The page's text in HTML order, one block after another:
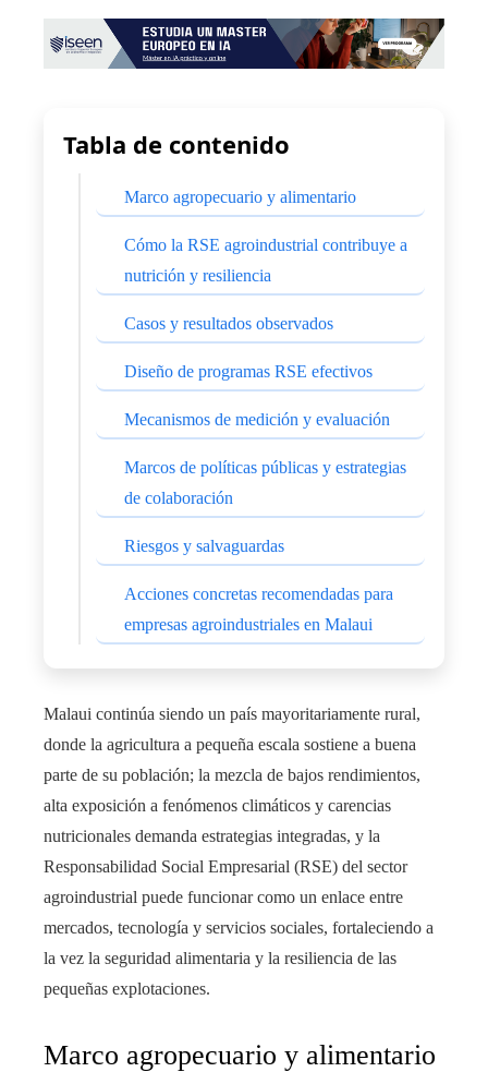
Tabla de contenido
Marco agropecuario y alimentario
Cómo la RSE agroindustrial contribuye a
nutrición y resiliencia
Casos y resultados observados
Diseño de programas RSE efectivos
Mecanismos de medición y evaluación
Marcos de políticas públicas y estrategias
de colaboración
Riesgos y salvaguardas
Acciones concretas recomendadas para
empresas agroindustriales en Malaui
Malaui continúa siendo un país mayoritariamente rural,
donde la agricultura a pequeña escala sostiene a buena
parte de su población; la mezcla de bajos rendimientos,
alta exposición a fenómenos climáticos y carencias
nutricionales demanda estrategias integradas, y la
Responsabilidad Social Empresarial (RSE) del sector
agroindustrial puede funcionar como un enlace entre
mercados, tecnología y servicios sociales, fortaleciendo a
la vez la seguridad alimentaria y la resiliencia de las
pequeñas explotaciones.
Marco agropecuario y alimentario